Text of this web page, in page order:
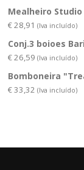
Mealheiro Studio
€28,91 (Iva incluído)
Conj.3 boioes
€26,59 (Iva incluído)
Bomboneira
€33,32 (Iva incluído)